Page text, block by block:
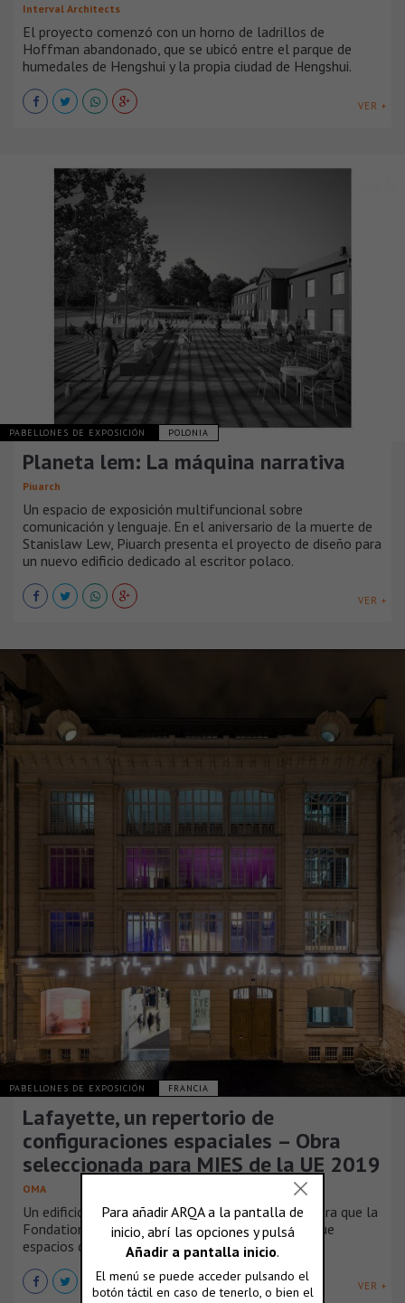
Interval Architects
El proyecto comenzó con un horno de ladrillos de
Hoffman abandonado, que se ubicó entre el parque de
humedales de Hengshui y la propia ciudad de Hengshui.
VER +
PABELLONES DE EXPOSICIÓN POLONIA
Planeta lem: La máquina narrativa
Piuarch
Un espacio de exposición multifuncional sobre
comunicación y lenguaje. En el aniversario de la muerte de
Stanislaw Lew, Piuarch presenta el proyecto de diseño para
un nuevo edificio dedicado al escritor polaco.
VER +
PABELLONES DE EXPOSICIÓN FRANCIA
Lafayette, un repertorio de
configuraciones espaciales – Obra
seleccionada para MIES de la UE 2019
OMA
Un edificio de finales del siglo XIX se remodela para que la
Fondation d’Entreprise Galeries Lafayette albergue
espacios de exhibición.
VER +